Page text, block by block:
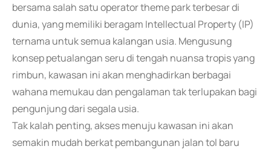
bersama salah satu operator theme park terbesar di
dunia, yang memiliki beragam Intellectual Property (IP)
ternama untuk semua kalangan usia. Mengusung
konsep petualangan seru di tengah nuansa tropis yang
rimbun, kawasan ini akan menghadirkan berbagai
wahana memukau dan pengalaman tak terlupakan bagi
pengunjung dari segala usia.
Tak kalah penting, akses menuju kawasan ini akan
semakin mudah berkat pembangunan jalan tol baru